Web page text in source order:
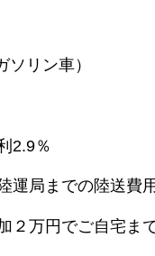
リン車）
2.9％
運局までの陸送費
２万円でご自宅ま